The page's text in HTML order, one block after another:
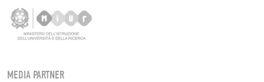
MEDIA PARTNER